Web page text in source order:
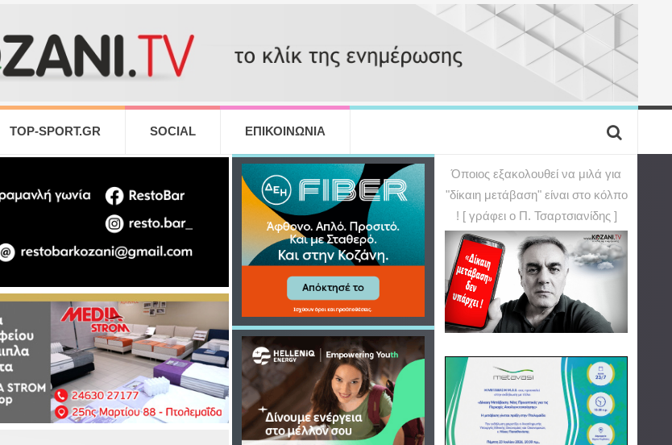
TOP-SPORT.GR SOCIAL ΕΠΙΚΟΙΝΩΝΙΑ
Όποιος εξακολουθεί να μιλά για
"δίκαιη μετάβαση" είναι στο κόλπο
! [ γράφει ο Π. Τσαρτσιανίδης ]